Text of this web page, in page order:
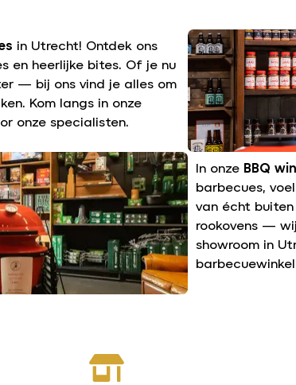
in Utrecht! Ontdek ons
en heerlijke bites. Of je nu
— bij ons vind je alles om
Kom langs in onze
onze specialisten.
In onze BBQ
barbecues,
van écht buiten
rookovens —
showroom in